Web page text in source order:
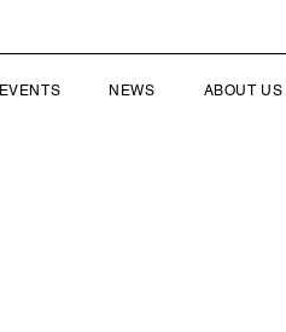
EVENTS NEWS ABOUT US